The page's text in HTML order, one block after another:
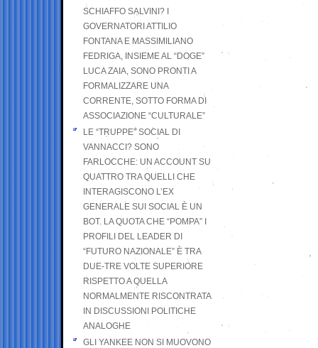
SCHIAFFO SALVINI? I
GOVERNATORI ATTILIO
FONTANA E MASSIMILIANO
FEDRIGA, INSIEME AL “DOGE”
LUCA ZAIA, SONO PRONTI A
FORMALIZZARE UNA
CORRENTE, SOTTO FORMA DI
ASSOCIAZIONE “CULTURALE”
LE “TRUPPE” SOCIAL DI
VANNACCI? SONO
FARLOCCHE: UN ACCOUNT SU
QUATTRO TRA QUELLI CHE
INTERAGISCONO L’EX
GENERALE SUI SOCIAL È UN
BOT. LA QUOTA CHE “POMPA” I
PROFILI DEL LEADER DI
“FUTURO NAZIONALE” È TRA
DUE-TRE VOLTE SUPERIORE
RISPETTO A QUELLA
NORMALMENTE RISCONTRATA
IN DISCUSSIONI POLITICHE
ANALOGHE
GLI YANKEE NON SI MUOVONO